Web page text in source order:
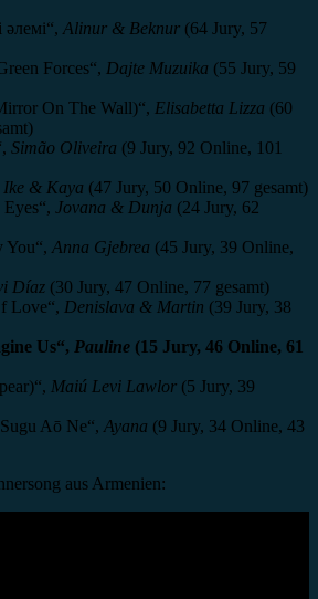
әлемі“, Alinur & Beknur (64 Jury, 57
Forces“, Dajte Muzuika (55 Jury, 59
On The Wall)“, Elisabetta Lizza (60
Simão Oliveira (9 Jury, 92 Online, 101
Ike & Kaya (47 Jury, 50 Online, 97 gesamt)
Jovana & Dunja (24 Jury, 62
You“, Anna Gjebrea (45 Jury, 39 Online,
Díaz (30 Jury, 47 Online, 77 gesamt)
Love“, Denislava & Martin (39 Jury, 38
Us“, Pauline (15 Jury, 46 Online, 61
Maiú Levi Lawlor (5 Jury, 39
Aō Ne“, Ayana (9 Jury, 34 Online, 43
aus Armenien: